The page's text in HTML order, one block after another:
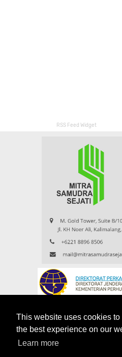
This website uses cookies
the best experience on our
Learn more
RSS Feed Widget